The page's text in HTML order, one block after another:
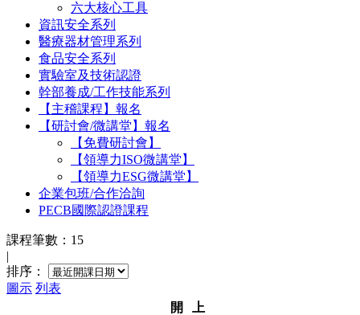
六大核心工具
資訊安全系列
醫療器材管理系列
食品安全系列
實驗室及技術認證
幹部養成/工作技能系列
【主稽課程】報名
【研討會/微講堂】報名
【免費研討會】
【領導力ISO微講堂】
【領導力ESG微講堂】
企業包班/合作洽詢
PECB國際認證課程
課程筆數：15
|
排序：
圖示 列表
開
上